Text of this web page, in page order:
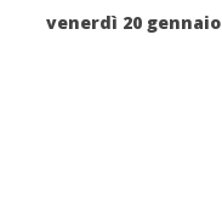
venerdì 20 gennaio